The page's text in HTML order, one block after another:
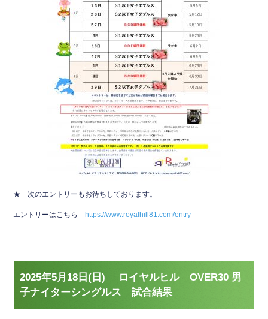
★ 次のエントリーもお待ちしております。
エントリーはこちら https://www.royalhill81.com/entry
2025年5月18日(日) ロイヤルヒル OVER30 男
子ナイターシングルス 試合結果